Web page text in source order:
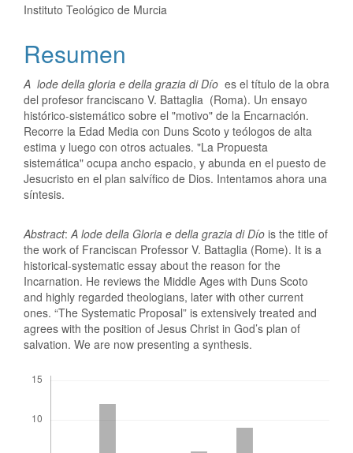
Instituto Teológico de Murcia
Resumen
A lode della gloria e della grazia di Dío es el título de la obra
del profesor franciscano V. Battaglia (Roma). Un ensayo
histórico-sistemático sobre el "motivo" de la Encarnación.
Recorre la Edad Media con Duns Scoto y teólogos de alta
estima y luego con otros actuales. "La Propuesta
sistemática" ocupa ancho espacio, y abunda en el puesto de
Jesucristo en el plan salvífico de Dios. Intentamos ahora una
síntesis.
Abstract:A lode della Gloria e della grazia di Dío is the title of
the work of Franciscan Professor V. Battaglia (Rome). It is a
historical-systematic essay about the reason for the
Incarnation. He reviews the Middle Ages with Duns Scoto
and highly regarded theologians, later with other current
ones. “The Systematic Proposal” is extensively treated and
agrees with the position of Jesus Christ in God’s plan of
salvation. We are now presenting a synthesis.